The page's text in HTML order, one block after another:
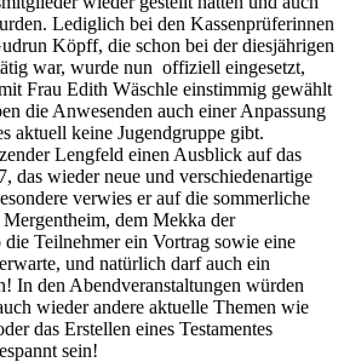
Lediglich bei den Kassenprüferinnen
Köpff, die schon bei der diesjährigen
war, wurde nun offiziell eingesetzt,
Frau Edith Wäschle einstimmig gewählt
die Anwesenden auch einer Anpassung
aktuell keine Jugendgruppe gibt.
Lengfeld einen Ausblick auf das
das wieder neue und verschiedenartige
verwies er auf die sommerliche
dem Mekka der
Teilnehmer ein Vortrag sowie eine
und natürlich darf auch ein
In den Abendveranstaltungen würden
wieder andere aktuelle Themen wie
das Erstellen eines Testamentes
sein!